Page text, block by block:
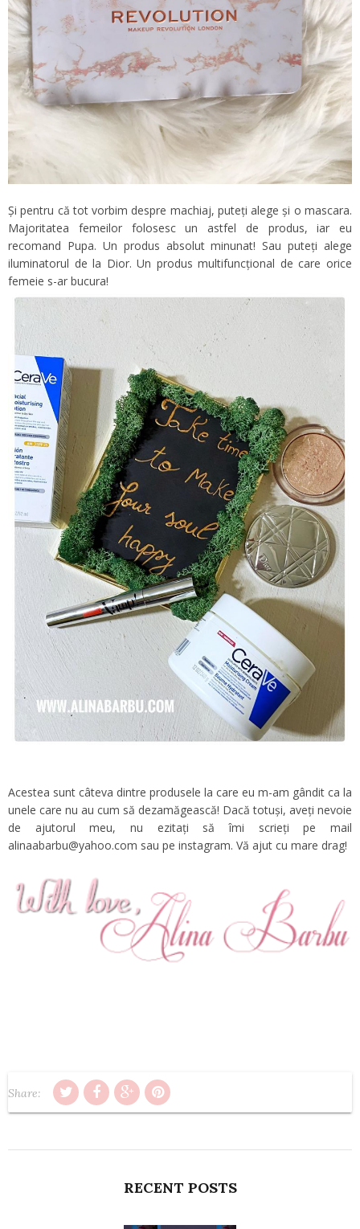
Și pentru că tot vorbim despre machiaj, puteți alege și o mascara.
Majoritatea femeilor folosesc un astfel de produs, iar eu
recomand Pupa. Un produs absolut minunat! Sau puteți alege
iluminatorul de la Dior. Un produs multifuncțional de care orice
femeie s-ar bucura!
Acestea sunt câteva dintre produsele la care eu m-am gândit ca la
unele care nu au cum să dezamăgească! Dacă totuși, aveți nevoie
de ajutorul meu, nu ezitați să îmi scrieți pe mail
alinaabarbu@yahoo.com sau pe instagram. Vă ajut cu mare drag!
Share:
RECENT POSTS